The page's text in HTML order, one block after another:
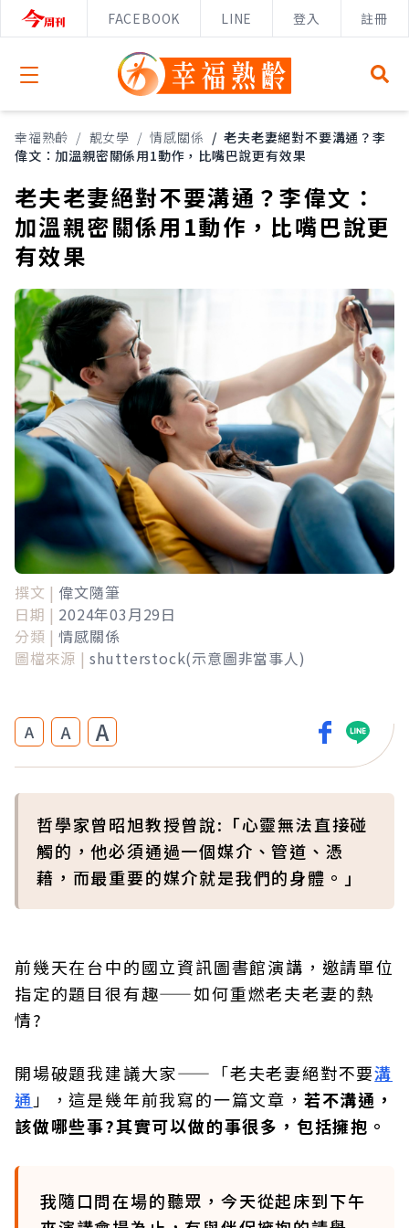
FACEBOOK LINE 登入 註冊
Open menu
幸福熟齡 / 靚女學 / 情感關係 / 老夫老妻絕對不要溝通？李
偉文：加溫親密關係用1動作，比嘴巴說更有效果
老夫老妻絕對不要溝通？李偉文：
加溫親密關係用1動作，比嘴巴說更
有效果
撰文 | 偉文隨筆
日期 | 2024年03月29日
分類 | 情感關係
圖檔來源 | shutterstock(示意圖非當事人)
A A A
哲學家曾昭旭教授曾說:「心靈無法直接碰
觸的，他必須通過一個媒介、管道、憑
藉，而最重要的媒介就是我們的身體。」
前幾天在台中的國立資訊圖書館演講，邀請單位
指定的題目很有趣——如何重燃老夫老妻的熱
情?
開場破題我建議大家——「老夫老妻絕對不要溝
通 」，這是幾年前我寫的一篇文章， 若不溝通，
該做哪些事?其實可以做的事很多，包括擁抱。
我隨口問在場的聽眾，今天從起床到下午